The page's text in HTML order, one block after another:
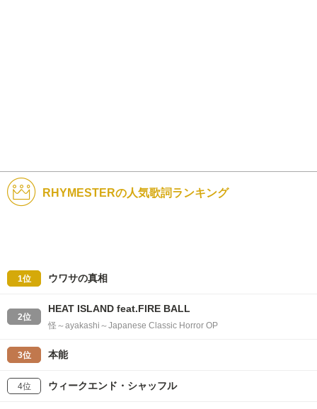
RHYMESTERの人気歌詞ランキング
1位 ウワサの真相
2位
HEAT ISLAND feat.FIRE BALL
怪～ayakashi～Japanese Classic Horror OP
3位 本能
4位 ウィークエンド・シャッフル